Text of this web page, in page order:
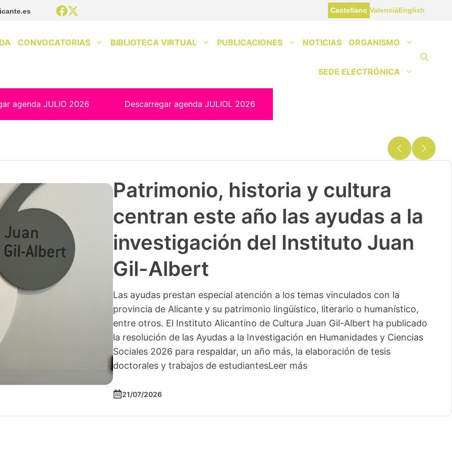
Castellano ValenciàEnglish
CONVOCATORIAS BIBLIOTECA VIRTUAL PUBLICACIONES NOTICIAS ORGANISMO
SEDE ELECTRÓNICA
agenda JULIO 2026 Descarregar agenda JULIOL 2026
Patrimonio, historia y cultura
centran este año las ayudas a la
investigación del Instituto Juan
Gil-Albert
Las ayudas prestan especial atención a los temas vinculados con la
provincia de Alicante y su patrimonio lingüístico, literario o humanístico,
entre otros. El Instituto Alicantino de Cultura Juan Gil-Albert ha publicado
la resolución de las Ayudas a la Investigación en Humanidades y Ciencias
Sociales 2026 para respaldar, un año más, la elaboración de tesis
doctorales y trabajos de estudiantesLeer más
21/07/2026